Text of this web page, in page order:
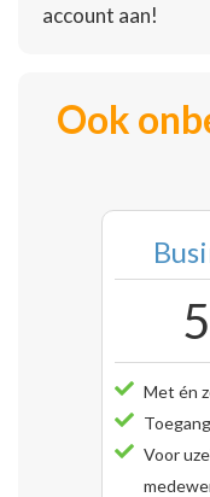
account aan!
Ook
Met én
Voor